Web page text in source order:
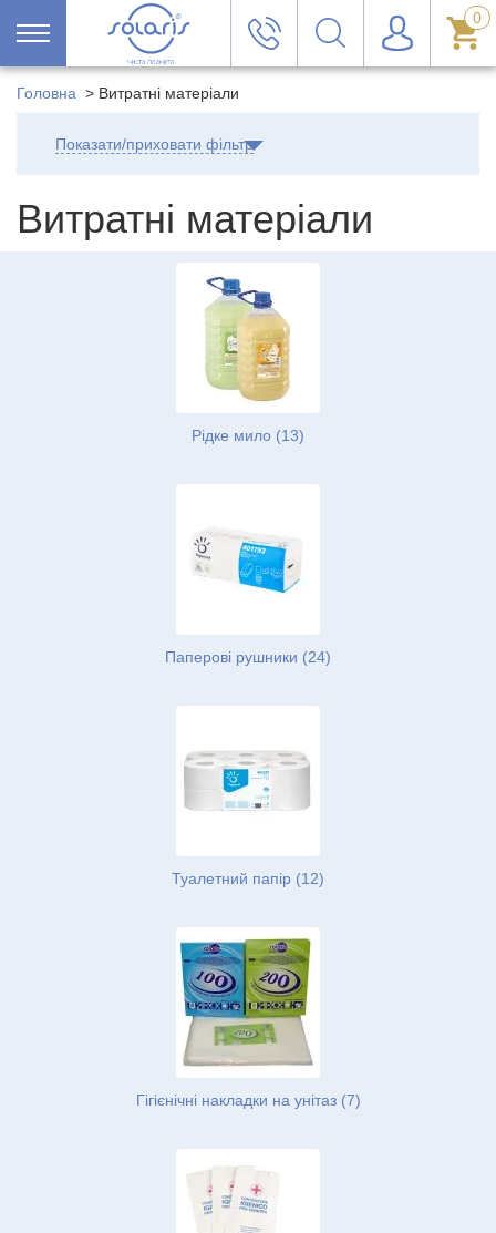
0
Головна > Витратні матеріали
Показати/приховати фільтр
Витратні матеріали
Рідке мило (13)
Паперові рушники (24)
Туалетний папір (12)
Гігієнічні накладки на унітаз (7)